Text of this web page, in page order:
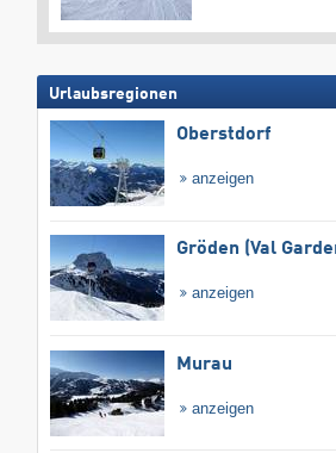
Urlaubsregionen
Oberstdorf
anzeigen
Gröden (Val
anzeigen
Murau
anzeigen